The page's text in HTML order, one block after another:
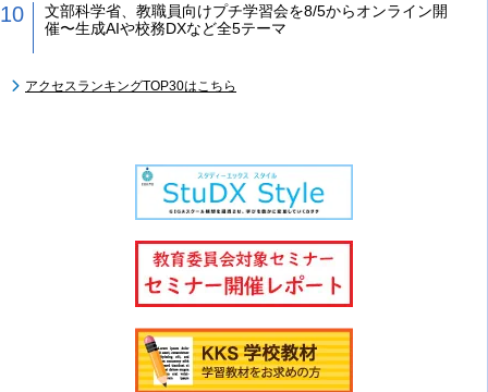
文部科学省、教職員向けプチ学習会を8/5からオンライン開
催〜生成AIや校務DXなど全5テーマ
アクセスランキングTOP30はこちら